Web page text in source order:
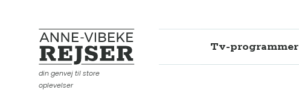
Anne-Vibeke Rejser
din genvej til store
oplevelser
Tv-programmer
Destinationer